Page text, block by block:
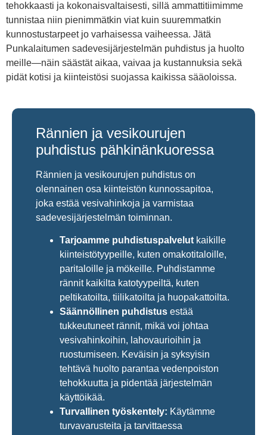
tehokkaasti ja kokonaisvaltaisesti, sillä ammattitiimimme
tunnistaa niin pienimmätkin viat kuin suuremmatkin
kunnostustarpeet jo varhaisessa vaiheessa. Jätä
Punkalaitumen sadevesijärjestelmän puhdistus ja huolto
meille—näin säästät aikaa, vaivaa ja kustannuksia sekä
pidät kotisi ja kiinteistösi suojassa kaikissa sääoloissa.
Rännien ja vesikourujen
puhdistus pähkinänkuoressa
Rännien ja vesikourujen puhdistus on
olennainen osa kiinteistön kunnossapitoa,
joka estää vesivahinkoja ja varmistaa
sadevesijärjestelmän toiminnan.
Tarjoamme puhdistuspalvelut kaikille
kiinteistötyypeille, kuten omakotitaloille,
paritaloille ja mökeille. Puhdistamme
rännit kaikilta katotyypeiltä, kuten
peltikatoilta, tiilikatoilta ja huopakattoilta.
Säännöllinen puhdistus estää
tukkeutuneet rännit, mikä voi johtaa
vesivahinkoihin, lahovaurioihin ja
ruostumiseen. Keväisin ja syksyisin
tehtävä huolto parantaa vedenpoiston
tehokkuutta ja pidentää järjestelmän
käyttöikää.
Turvallinen työskentely: Käytämme
turvavarusteita ja tarvittaessa